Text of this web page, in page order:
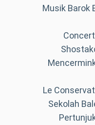
Musik Barok
Le
Sekolah